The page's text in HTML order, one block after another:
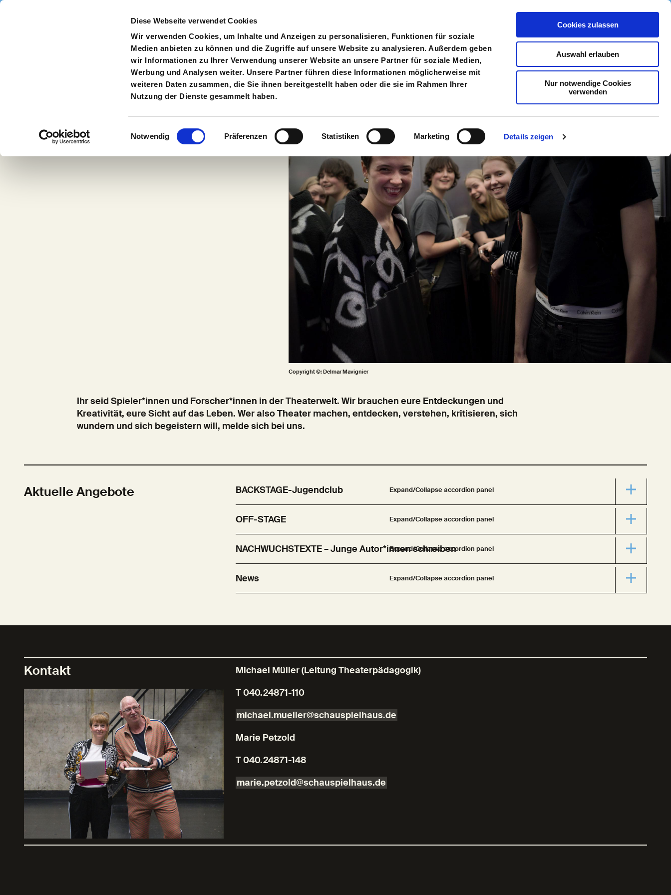
Diese Webseite verwendet Cookies
Wir verwenden Cookies, um Inhalte und Anzeigen zu personalisieren, Funktionen für soziale
Medien anbieten zu können und die Zugriffe auf unsere Website zu analysieren. Außerdem geben
wir Informationen zu Ihrer Verwendung unserer Website an unsere Partner für soziale Medien,
Werbung und Analysen weiter. Unsere Partner führen diese Informationen möglicherweise mit
weiteren Daten zusammen, die Sie ihnen bereitgestellt haben oder die sie im Rahmen Ihrer
Nutzung der Dienste gesammelt haben.
Einwilligungsauswahl
Notwendig Präferenzen Statistiken Marketing Details zeigen
Cookies zulassen
Auswahl erlauben
Nur notwendige Cookies
verwenden
Direkt zum Inhalt
Spielplan Toggle search input Suche Anmelden Anmeldung
Mehr als nur
zusehen!
Copyright ©: Delmar Mavignier
Ihr seid Spieler*innen und Forscher*innen in der Theaterwelt. Wir brauchen eure Entdeckungen und
Kreativität, eure Sicht auf das Leben. Wer also Theater machen, entdecken, verstehen, kritisieren, sich
wundern und sich begeistern will, melde sich bei uns.
Aktuelle Angebote Expand/Collapse accordion panel
BACKSTAGE-Jugendclub
Expand/Collapse accordion panel
OFF-STAGE
Expand/Collapse accordion panel
NACHWUCHSTEXTE – Junge Autor*innen schreiben
Expand/Collapse accordion panel
News
Kontakt
Michael Müller (Leitung Theaterpädagogik)
T 040.24871-110
michael.mueller@schauspielhaus.de
Marie Petzold
T 040.24871-148
marie.petzold@schauspielhaus.de